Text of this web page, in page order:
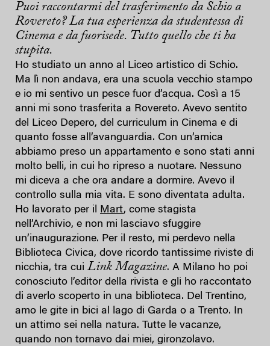
Puoi raccontarmi del trasferimento da Schio a
Rovereto? La tua esperienza da studentessa di
Cinema e da fuorisede. Tutto quello che ti ha
stupita.
Ho studiato un anno al Liceo artistico di Schio.
Ma lì non andava, era una scuola vecchio stampo
e io mi sentivo un pesce fuor d’acqua. Così a 15
anni mi sono trasferita a Rovereto. Avevo sentito
del Liceo Depero, del curriculum in Cinema e di
quanto fosse all’avanguardia. Con un’amica
abbiamo preso un appartamento e sono stati anni
molto belli, in cui ho ripreso a nuotare. Nessuno
mi diceva a che ora andare a dormire. Avevo il
controllo sulla mia vita. E sono diventata adulta.
Ho lavorato per il Mart, come stagista
nell’Archivio, e non mi lasciavo sfuggire
un’inaugurazione. Per il resto, mi perdevo nella
Biblioteca Civica, dove ricordo tantissime riviste di
nicchia, tra cui Link Magazine. A Milano ho poi
conosciuto l’editor della rivista e gli ho raccontato
di averlo scoperto in una biblioteca. Del Trentino,
amo le gite in bici al lago di Garda o a Trento. In
un attimo sei nella natura. Tutte le vacanze,
quando non tornavo dai miei, gironzolavo.